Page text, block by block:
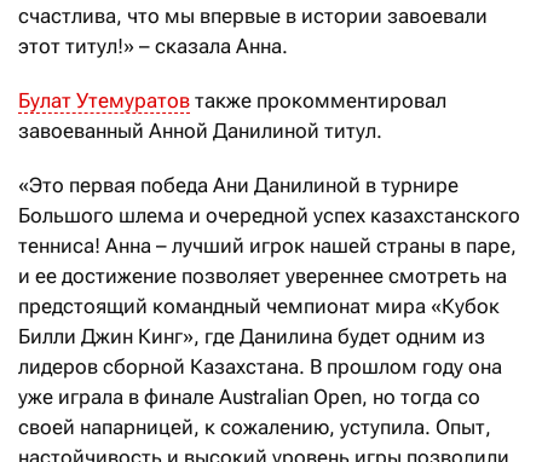
счастлива, что мы впервые в истории завоевали
этот титул!» – сказала Анна.
Булат Утемуратов также прокомментировал
завоеванный Анной Данилиной титул.
«Это первая победа Ани Данилиной в турнире
Большого шлема и очередной успех казахстанского
тенниса! Анна – лучший игрок нашей страны в паре,
и ее достижение позволяет увереннее смотреть на
предстоящий командный чемпионат мира «Кубок
Билли Джин Кинг», где Данилина будет одним из
лидеров сборной Казахстана. В прошлом году она
уже играла в финале Australian Open, но тогда со
своей напарницей, к сожалению, уступила. Опыт,